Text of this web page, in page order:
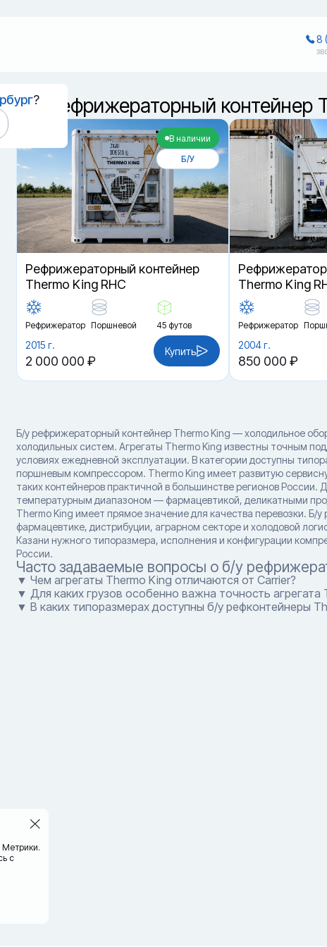
?
8
Метрики.
с
Б/у рефрижераторный контейнер
В наличии
Б/У
Рефрижераторный контейнер
Thermo King RHC
Рефрижератор Поршневой 45 футов
2015 г.
2 000 000 ₽
Купить
Thermo King
Рефрижератор
2004 г.
850 000 ₽
Б/у рефрижераторный контейнер Thermo King — холодильное
холодильных систем. Агрегаты Thermo King известны точным
условиях ежедневной эксплуатации. В категории доступны
поршневым компрессором. Thermo King имеет развитую
таких контейнеров практичной в большинстве регионов
температурным диапазоном — фармацевтикой, деликатными
Thermo King имеет прямое значение для качества перевозки.
фармацевтике, дистрибуции, аграрном секторе и холодовой
Казани нужного типоразмера, исполнения и конфигурации
России.
Часто задаваемые вопросы о б/у
▼ Чем агрегаты Thermo King отличаются от Carrier?
▼ Для каких грузов особенно важна точность агрегата
▼ В каких типоразмерах доступны б/у рефконтейнеры